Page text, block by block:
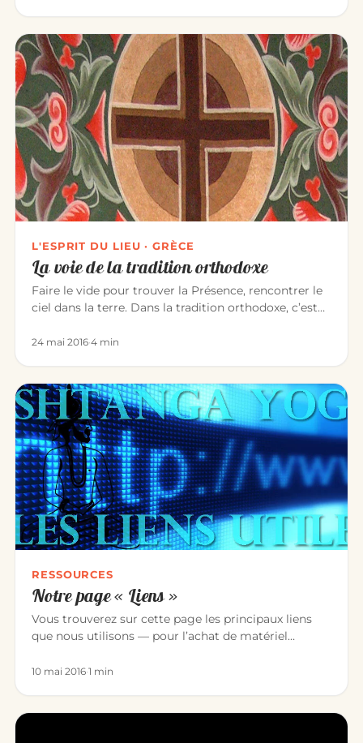
L'ESPRIT DU LIEU · GRÈCE
La voie de la tradition orthodoxe
Faire le vide pour trouver la Présence, rencontrer le
ciel dans la terre. Dans la tradition orthodoxe, c’est
24 mai 2016·4 min
RESSOURCES
Notre page « Liens »
Vous trouverez sur cette page les principaux liens
que nous utilisons — pour l’achat de matériel
10 mai 2016·1 min